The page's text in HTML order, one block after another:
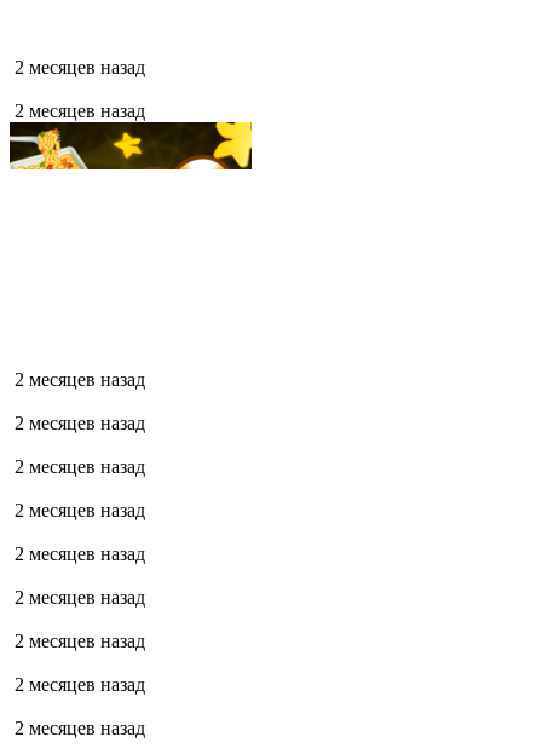
2 месяцев назад
2 месяцев назад
2 месяцев назад
2 месяцев назад
2 месяцев назад
2 месяцев назад
2 месяцев назад
2 месяцев назад
2 месяцев назад
2 месяцев назад
2 месяцев назад